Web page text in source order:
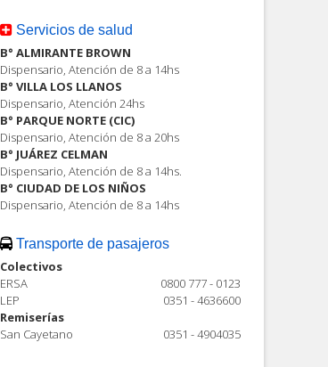
Servicios de salud
B° ALMIRANTE BROWN
Dispensario, Atención de 8 a 14hs
B° VILLA LOS LLANOS
Dispensario, Atención 24hs
B° PARQUE NORTE (CIC)
Dispensario, Atención de 8 a 20hs
B° JUÁREZ CELMAN
Dispensario, Atención de 8 a 14hs.
B° CIUDAD DE LOS NIÑOS
Dispensario, Atención de 8 a 14hs
Transporte de pasajeros
Colectivos
ERSA
0800 777 - 0123
LEP
0351 - 4636600
Remiserías
San Cayetano
0351 - 4904035